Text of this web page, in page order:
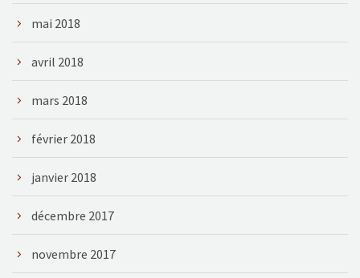
mai 2018
avril 2018
mars 2018
février 2018
janvier 2018
décembre 2017
novembre 2017